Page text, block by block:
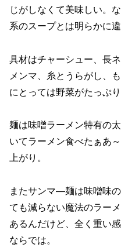
じがしなくて美味しい。
系のスープとは明らかに違
具材はチャーシュー、長
メンマ、糸とうらがし、
にとっては野菜がたっぷ
麺は味噌ラーメン特有の
いてラーメン食べたぁあ
上がり。
またサンマ―麺は味噌味
ても減らない魔法のラー
あるんだけど、全く重い
ならでは。